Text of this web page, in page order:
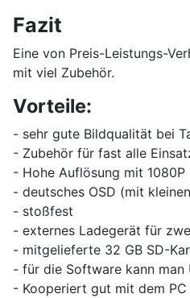
Fazit
Eine von Preis-Leistungs-
mit viel Zubehör.
Vorteile:
- sehr gute Bildqualität bei
- Zubehör für fast alle
- Hohe Auflösung mit 1080P
- deutsches OSD (mit
- stoßfest
- externes Ladegerät für
- mitgelieferte 32 GB SD-
- für die Software kann man
- Kooperiert gut mit dem PC